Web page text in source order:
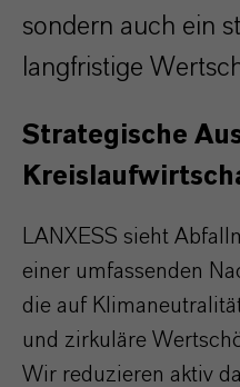
sondern auch ein
langfristige
Strategische
LANXESS sieht
einer umfassenden
die auf
und zirkuläre
Wir reduzieren aktiv